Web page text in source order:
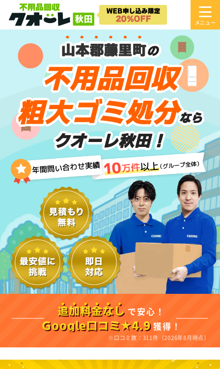
山本郡藤里町の
不用品回収
粗大ゴミ処分なら
クオーレ秋田！
追加料金なし で安心！
Google口コミ★4.9 獲得！
※口コミ数：311件（2026年8月時点）